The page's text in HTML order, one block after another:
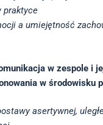
praktyce
a umiejętność
w zespole i
w środowisku
asertywnej,